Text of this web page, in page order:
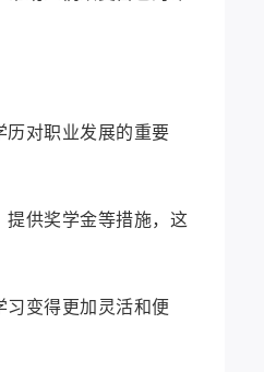
对职业发展的重要
供奖学金等措施，这
变得更加灵活和便